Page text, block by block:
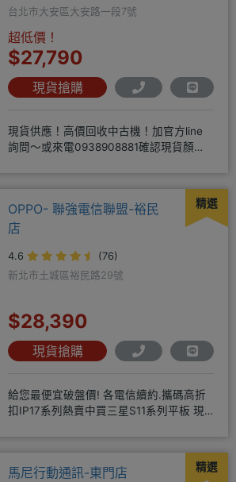
台北市大安區大安路一段7號
超低價！
$27,790
現貨搶購
現貨供應！高價回收中古機！加官方line
詢問～或來電0938908881確認現貨顏色
精選
OPPO- 聯強電信聯盟-裕民
店
4.6
(76)
新北市土城區裕民路29號
$28,390
現貨搶購
給您最便宜破盤價! 各電信續約.攜碼高折
扣IP17系列熱賣中買三星S11系列平板 現
精選
馬尼行動通訊-東門店